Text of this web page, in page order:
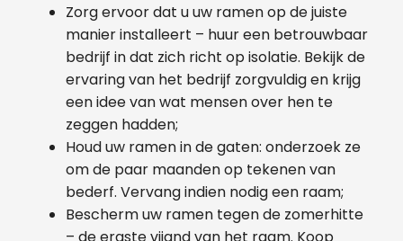
Zorg ervoor dat u uw ramen op de juiste
manier installeert – huur een betrouwbaar
bedrijf in dat zich richt op isolatie. Bekijk de
ervaring van het bedrijf zorgvuldig en krijg
een idee van wat mensen over hen te
zeggen hadden;
Houd uw ramen in de gaten: onderzoek ze
om de paar maanden op tekenen van
bederf. Vervang indien nodig een raam;
Bescherm uw ramen tegen de zomerhitte